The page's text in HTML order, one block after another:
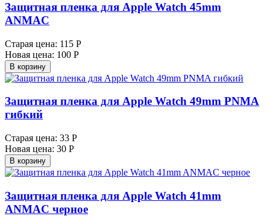
Защитная пленка для Apple Watch 45mm
ANMAC
Старая цена: 115 Р
Новая цена: 100 Р
В корзину
Защитная пленка для Apple Watch 49mm PNMA
гибкий
Старая цена: 33 Р
Новая цена: 30 Р
В корзину
Защитная пленка для Apple Watch 41mm
ANMAC черное